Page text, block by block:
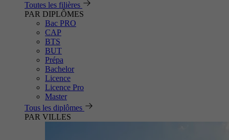
Toutes les filières
PAR DIPLÔMES
Bac PRO
CAP
BTS
BUT
Prépa
Bachelor
Licence
Licence Pro
Master
Tous les diplômes
PAR VILLES